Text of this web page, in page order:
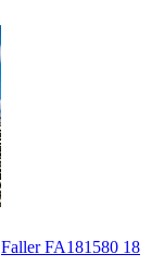
Faller FA181580 18